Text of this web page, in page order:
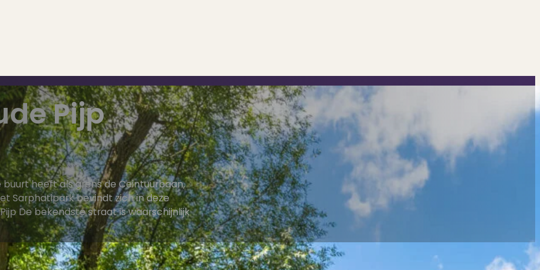
Pijp
heeft als grens de Ceintuurbaan,
Sarphatipark bevindt zich in deze
De bekendste straat is waarschijnlijk